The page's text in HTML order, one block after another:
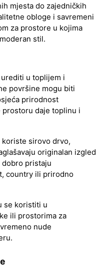
mjesta do zajedničkih
obloge i savremeni
za prostore u kojima
stil.
u toplijem i
površine mogu biti
prirodnost
prostoru daje toplinu i
sirovo drvo,
originalan izgled
pristaju
country ili prirodno
se koristiti u
ili prostorima za
nude